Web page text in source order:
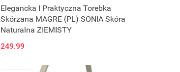
Elegancka I Praktyczna Torebka
Skórzana MAGRE (PL) SONIA Skóra
Naturalna ZIEMISTY
249.99